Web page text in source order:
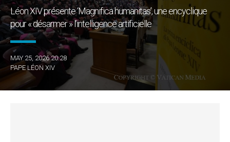
Léon XIV présente ‘Magnifica humanitas’, une encyclique
pour « désarmer » l’intelligence artificielle
MAY 25, 2026 20:28
PAPE LÉON XIV